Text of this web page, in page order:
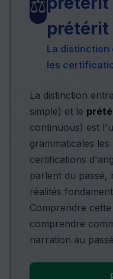
⚖️
prétérit
La distinction
les
La distinction
simple) et le
continuous) est
grammaticales
certifications
parlent du passé,
réalités
Comprendre
comprendre
narration au